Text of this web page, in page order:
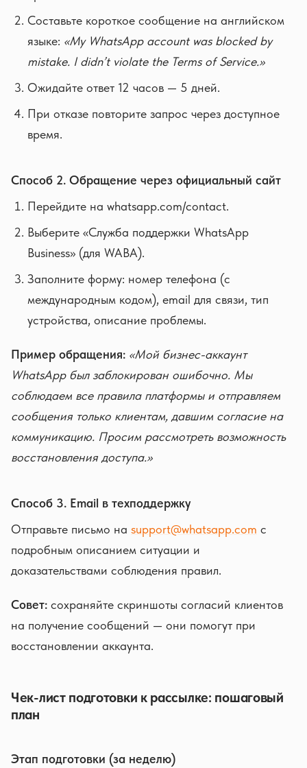
Составьте короткое сообщение на английском
языке: «My WhatsApp account was blocked by
mistake. I didn’t violate the Terms of Service.»
Ожидайте ответ 12 часов — 5 дней.
При отказе повторите запрос через доступное
время.
Способ 2. Обращение через официальный сайт
Перейдите на whatsapp.com/contact.
Выберите «Служба поддержки WhatsApp
Business» (для WABA).
Заполните форму: номер телефона (с
международным кодом), email для связи, тип
устройства, описание проблемы.
Пример обращения: «Мой бизнес-аккаунт
WhatsApp был заблокирован ошибочно. Мы
соблюдаем все правила платформы и отправляем
сообщения только клиентам, давшим согласие на
коммуникацию. Просим рассмотреть возможность
восстановления доступа.»
Способ 3. Email в техподдержку
Отправьте письмо на support@whatsapp.com с
подробным описанием ситуации и
доказательствами соблюдения правил.
Совет: сохраняйте скриншоты согласий клиентов
на получение сообщений — они помогут при
восстановлении аккаунта.
Чек-лист подготовки к рассылке: пошаговый
план
Этап подготовки (за неделю)